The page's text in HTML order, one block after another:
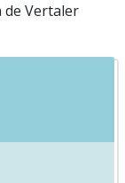
de Vertaler